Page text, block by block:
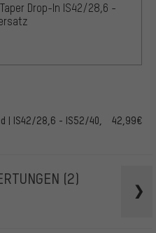
Drop-In IS42/28,6 -
| IS42/28,6 - IS52/40,
42,99€
(2)